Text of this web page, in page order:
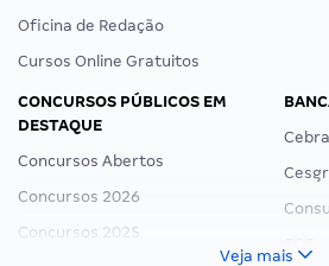
Oficina de Redação
Cursos Online Gratuitos
CONCURSOS PÚBLICOS EM
DESTAQUE
Concursos Abertos
Concursos 2026
Concursos 2025
Veja mais